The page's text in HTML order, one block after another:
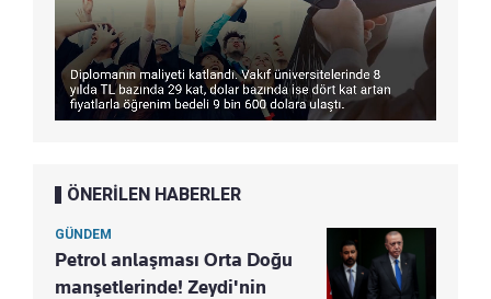
ÖNERİLEN HABERLER
GÜNDEM
Petrol anlaşması Orta Doğu
manşetlerinde! Zeydi'nin